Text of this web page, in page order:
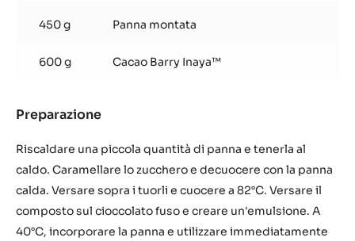
450 g Panna montata
600 g Cacao Barry Inaya™
Preparazione
al
cioccolato
e
mousse
al
Riscaldare una piccola quantità di panna e tenerla al
caldo. Caramellare lo zucchero e decuocere con la panna
calda. Versare sopra i tuorli e cuocere a 82°C. Versare il
composto sul cioccolato fuso e creare un'emulsione. A
40°C, incorporare la panna e utilizzare immediatamente